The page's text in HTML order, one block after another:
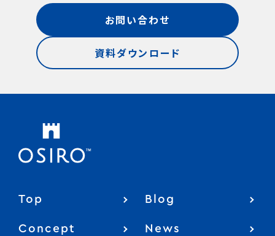
お問い合わせ
資料ダウンロード
Top
Concept
Blog
News